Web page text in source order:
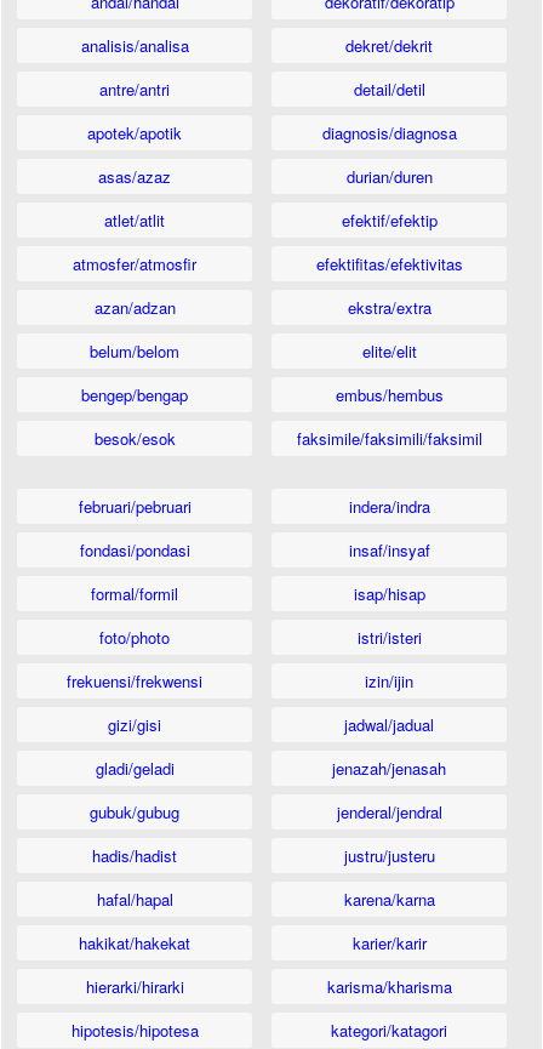
analisis/analisa
antre/antri
apotek/apotik
asas/azaz
atlet/atlit
atmosfer/atmosfir
azan/adzan
belum/belom
bengep/bengap
besok/esok
dekret/dekrit
detail/detil
diagnosis/diagnosa
durian/duren
efektif/efektip
efektifitas/efektivitas
ekstra/extra
elite/elit
embus/hembus
faksimile/faksimili/faksimil
februari/pebruari
fondasi/pondasi
formal/formil
foto/photo
frekuensi/frekwensi
gizi/gisi
gladi/geladi
gubuk/gubug
hadis/hadist
hafal/hapal
hakikat/hakekat
hierarki/hirarki
hipotesis/hipotesa
indera/indra
insaf/insyaf
isap/hisap
istri/isteri
izin/ijin
jadwal/jadual
jenazah/jenasah
jenderal/jendral
justru/justeru
karena/karna
karier/karir
karisma/kharisma
kategori/katagori